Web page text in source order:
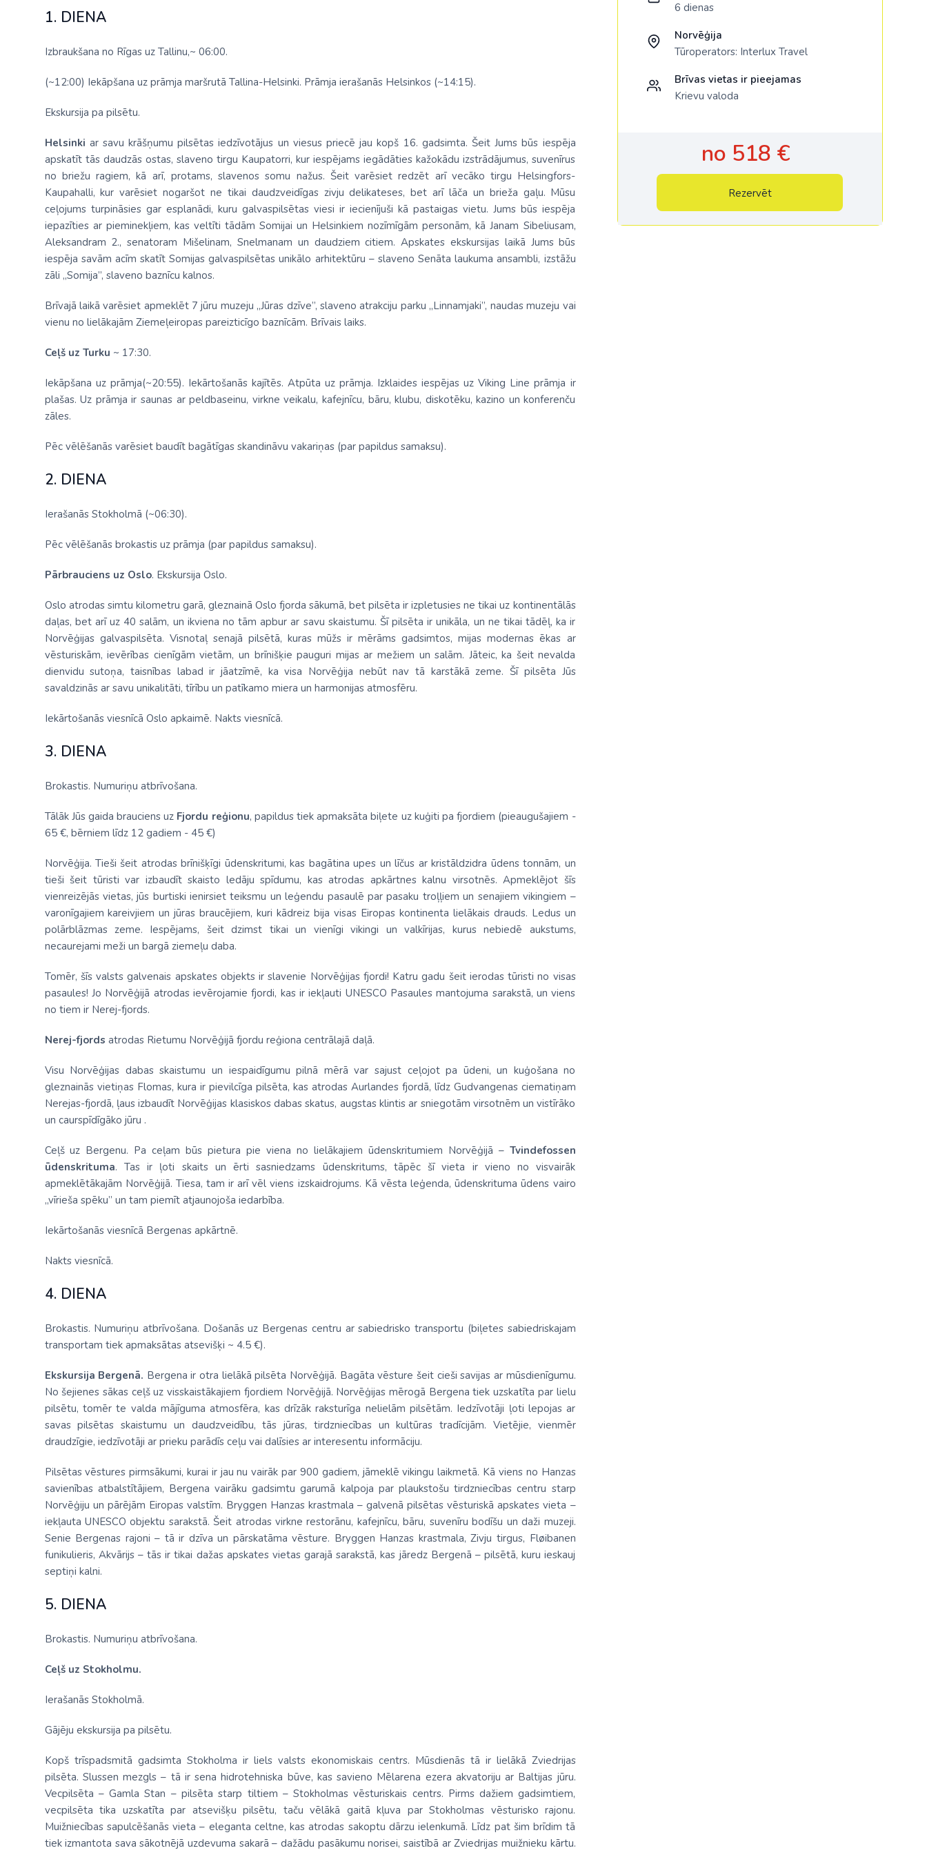
Šrilanka
Taizeme
Uzbekistāna
Vjetnama
1. DIENA
Izbraukšana no Rīgas uz Tallinu,~ 06:00.
(~12:00) Iekāpšana uz prāmja maršrutā Tallina-Helsinki. Prāmja ierašanās Helsinkos (~14:15).
Ekskursija pa pilsētu.
Helsinki ar savu krāšņumu pilsētas iedzīvotājus un viesus priecē jau kopš 16. gadsimta. Šeit Jums būs iespēja
apskatīt tās daudzās ostas, slaveno tirgu Kaupatorri, kur iespējams iegādāties kažokādu izstrādājumus, suvenīrus
no briežu ragiem, kā arī, protams, slavenos somu nažus. Šeit varēsiet redzēt arī vecāko tirgu Helsingfors-
Kaupahalli, kur varēsiet nogaršot ne tikai daudzveidīgas zivju delikateses, bet arī lāča un brieža gaļu. Mūsu
ceļojums turpināsies gar esplanādi, kuru galvaspilsētas viesi ir iecienījuši kā pastaigas vietu. Jums būs iespēja
iepazīties ar pieminekļiem, kas veltīti tādām Somijai un Helsinkiem nozīmīgām personām, kā Janam Sibeliusam,
Aleksandram 2., senatoram Mišelinam, Snelmanam un daudziem citiem. Apskates ekskursijas laikā Jums būs
iespēja savām acīm skatīt Somijas galvaspilsētas unikālo arhitektūru – slaveno Senāta laukuma ansambli, izstāžu
zāli „Somija”, slaveno baznīcu kalnos.
Brīvajā laikā varēsiet apmeklēt 7 jūru muzeju „Jūras dzīve”, slaveno atrakciju parku „Linnamjaki”, naudas muzeju vai
vienu no lielākajām Ziemeļeiropas pareizticīgo baznīcām. Brīvais laiks.
Ceļš uz Turku ~ 17:30.
Iekāpšana uz prāmja(~20:55). Iekārtošanās kajītēs. Atpūta uz prāmja. Izklaides iespējas uz Viking Line prāmja ir
plašas. Uz prāmja ir saunas ar peldbaseinu, virkne veikalu, kafejnīcu, bāru, klubu, diskotēku, kazino un konferenču
zāles.
Pēc vēlēšanās varēsiet baudīt bagātīgas skandināvu vakariņas (par papildus samaksu).
2. DIENA
Ierašanās Stokholmā (~06:30).
Pēc vēlēšanās brokastis uz prāmja (par papildus samaksu).
Pārbrauciens uz Oslo. Ekskursija Oslo.
Oslo atrodas simtu kilometru garā, gleznainā Oslo fjorda sākumā, bet pilsēta ir izpletusies ne tikai uz kontinentālās
daļas, bet arī uz 40 salām, un ikviena no tām apbur ar savu skaistumu. Šī pilsēta ir unikāla, un ne tikai tādēļ, ka ir
Norvēģijas galvaspilsēta. Visnotaļ senajā pilsētā, kuras mūžs ir mērāms gadsimtos, mijas modernas ēkas ar
vēsturiskām, ievērības cienīgām vietām, un brīnišķie pauguri mijas ar mežiem un salām. Jāteic, ka šeit nevalda
dienvidu sutoņa, taisnības labad ir jāatzīmē, ka visa Norvēģija nebūt nav tā karstākā zeme. Šī pilsēta Jūs
savaldzinās ar savu unikalitāti, tīrību un patīkamo miera un harmonijas atmosfēru.
Iekārtošanās viesnīcā Oslo apkaimē. Nakts viesnīcā.
3. DIENA
Brokastis. Numuriņu atbrīvošana.
Tālāk Jūs gaida brauciens uz Fjordu reģionu, papildus tiek apmaksāta biļete uz kuģiti pa fjordiem (pieaugušajiem -
65 €, bērniem līdz 12 gadiem - 45 €)
Norvēģija. Tieši šeit atrodas brīnišķīgi ūdenskritumi, kas bagātina upes un līčus ar kristāldzidra ūdens tonnām, un
tieši šeit tūristi var izbaudīt skaisto ledāju spīdumu, kas atrodas apkārtnes kalnu virsotnēs. Apmeklējot šīs
vienreizējās vietas, jūs burtiski ienirsiet teiksmu un leģendu pasaulē par pasaku troļļiem un senajiem vikingiem –
varonīgajiem kareivjiem un jūras braucējiem, kuri kādreiz bija visas Eiropas kontinenta lielākais drauds. Ledus un
polārblāzmas zeme. Iespējams, šeit dzimst tikai un vienīgi vikingi un valkīrijas, kurus nebiedē aukstums,
necaurejami meži un bargā ziemeļu daba.
Tomēr, šīs valsts galvenais apskates objekts ir slavenie Norvēģijas fjordi! Katru gadu šeit ierodas tūristi no visas
pasaules! Jo Norvēģijā atrodas ievērojamie fjordi, kas ir iekļauti UNESCO Pasaules mantojuma sarakstā, un viens
no tiem ir Nerej-fjords.
Nerej-fjords atrodas Rietumu Norvēģijā fjordu reģiona centrālajā daļā.
Visu Norvēģijas dabas skaistumu un iespaidīgumu pilnā mērā var sajust ceļojot pa ūdeni, un kuģošana no
gleznainās vietiņas Flomas, kura ir pievilcīga pilsēta, kas atrodas Aurlandes fjordā, līdz Gudvangenas ciematiņam
Nerejas-fjordā, ļaus izbaudīt Norvēģijas klasiskos dabas skatus, augstas klintis ar sniegotām virsotnēm un vistīrāko
un caurspīdīgāko jūru .
Ceļš uz Bergenu. Pa ceļam būs pietura pie viena no lielākajiem ūdenskritumiem Norvēģijā – Tvindefossen
ūdenskrituma. Tas ir ļoti skaits un ērti sasniedzams ūdenskritums, tāpēc šī vieta ir vieno no visvairāk
apmeklētākajām Norvēģijā. Tiesa, tam ir arī vēl viens izskaidrojums. Kā vēsta leģenda, ūdenskrituma ūdens vairo
„vīrieša spēku” un tam piemīt atjaunojoša iedarbība.
Iekārtošanās viesnīcā Bergenas apkārtnē.
Nakts viesnīcā.
4. DIENA
Brokastis. Numuriņu atbrīvošana. Došanās uz Bergenas centru ar sabiedrisko transportu (biļetes sabiedriskajam
transportam tiek apmaksātas atsevišķi ~ 4.5 €).
Ekskursija Bergenā. Bergena ir otra lielākā pilsēta Norvēģijā. Bagāta vēsture šeit cieši savijas ar mūsdienīgumu.
No šejienes sākas ceļš uz visskaistākajiem fjordiem Norvēģijā. Norvēģijas mērogā Bergena tiek uzskatīta par lielu
pilsētu, tomēr te valda mājīguma atmosfēra, kas drīzāk raksturīga nelielām pilsētām. Iedzīvotāji ļoti lepojas ar
savas pilsētas skaistumu un daudzveidību, tās jūras, tirdzniecības un kultūras tradīcijām. Vietējie, vienmēr
draudzīgie, iedzīvotāji ar prieku parādīs ceļu vai dalīsies ar interesentu informāciju.
Pilsētas vēstures pirmsākumi, kurai ir jau nu vairāk par 900 gadiem, jāmeklē vikingu laikmetā. Kā viens no Hanzas
savienības atbalstītājiem, Bergena vairāku gadsimtu garumā kalpoja par plaukstošu tirdzniecības centru starp
Norvēģiju un pārējām Eiropas valstīm. Bryggen Hanzas krastmala – galvenā pilsētas vēsturiskā apskates vieta –
iekļauta UNESCO objektu sarakstā. Šeit atrodas virkne restorānu, kafejnīcu, bāru, suvenīru bodīšu un daži muzeji.
Senie Bergenas rajoni – tā ir dzīva un pārskatāma vēsture. Bryggen Hanzas krastmala, Zivju tirgus, Fløibanen
funikulieris, Akvārijs – tās ir tikai dažas apskates vietas garajā sarakstā, kas jāredz Bergenā – pilsētā, kuru ieskauj
septiņi kalni.
5. DIENA
Brokastis. Numuriņu atbrīvošana.
Ceļš uz Stokholmu.
Ierašanās Stokholmā.
Gājēju ekskursija pa pilsētu.
Kopš trīspadsmitā gadsimta Stokholma ir liels valsts ekonomiskais centrs. Mūsdienās tā ir lielākā Zviedrijas
pilsēta. Slussen mezgls – tā ir sena hidrotehniska būve, kas savieno Mēlarena ezera akvatoriju ar Baltijas jūru.
Vecpilsēta – Gamla Stan – pilsēta starp tiltiem – Stokholmas vēsturiskais centrs. Pirms dažiem gadsimtiem,
vecpilsēta tika uzskatīta par atsevišķu pilsētu, taču vēlākā gaitā kļuva par Stokholmas vēsturisko rajonu.
Muižniecības sapulcēšanās vieta – eleganta celtne, kas atrodas sakoptu dārzu ielenkumā. Līdz pat šim brīdim tā
tiek izmantota sava sākotnējā uzdevuma sakarā – dažādu pasākumu norisei, saistībā ar Zviedrijas muižnieku kārtu.
6 dienas
Norvēģija
Tūroperators: Interlux Travel
Brīvas vietas ir pieejamas
Krievu valoda
no 518 €
Rezervēt